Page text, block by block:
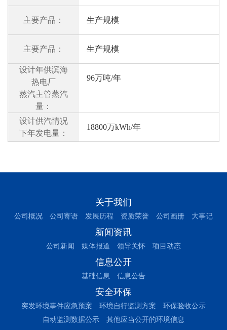
主要产品： 生产规模
主要产品： 生产规模
设计年供滨海
热电厂
蒸汽主管蒸汽
量：
96万吨/年
设计供汽情况
下年发电量：
18800万kWh/年
关于我们
公司概况 公司寄语 发展历程 资质荣誉 公司画册 大事记
新闻资讯
公司新闻 媒体报道 领导关怀 项目动态
信息公开
基础信息 信息公告
安全环保
突发环境事件应急预案 环境自行监测方案
环保验收公示
自动监测数据公示
其他应当公开的环境信息